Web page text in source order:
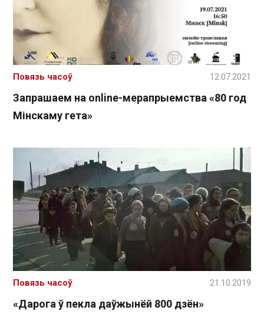
Запрашаем на online-мерапрыемства «80 год
Мінскаму гета»
Повязь часоў 12.07.2021
«Дарога ў пекла даўжынёй 800 дзён»
Повязь часоў 21.10.2019